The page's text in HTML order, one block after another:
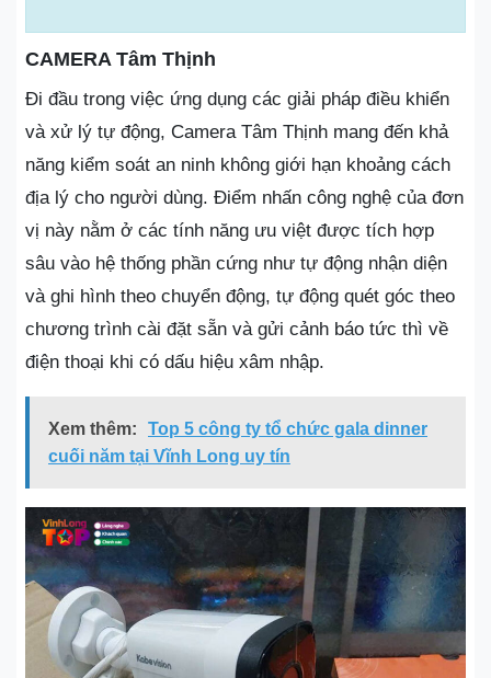
CAMERA Tâm Thịnh
Đi đầu trong việc ứng dụng các giải pháp điều khiển
và xử lý tự động, Camera Tâm Thịnh mang đến khả
năng kiểm soát an ninh không giới hạn khoảng cách
địa lý cho người dùng. Điểm nhấn công nghệ của đơn
vị này nằm ở các tính năng ưu việt được tích hợp
sâu vào hệ thống phần cứng như tự động nhận diện
và ghi hình theo chuyển động, tự động quét góc theo
chương trình cài đặt sẵn và gửi cảnh báo tức thì về
điện thoại khi có dấu hiệu xâm nhập.
Xem thêm:
Top 5 công ty tổ chức gala dinner
cuối năm tại Vĩnh Long uy tín